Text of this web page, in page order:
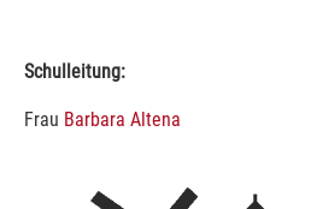
Schulleitung:
Frau Barbara Altena